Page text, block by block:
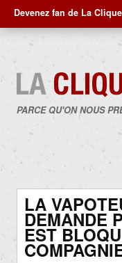
Devenez fan de La
PARCE QU'ON NOUS
LA
DEMANDE
EST